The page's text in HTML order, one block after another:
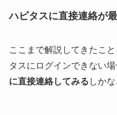
ハピタスに直接連絡が
ここまで解説してきたこ
タスにログインできない
に直接連絡してみる しか